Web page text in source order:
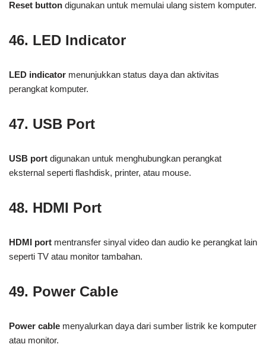
Reset button digunakan untuk memulai ulang sistem komputer.
46. LED Indicator
LED indicator menunjukkan status daya dan aktivitas
perangkat komputer.
47. USB Port
USB port digunakan untuk menghubungkan perangkat
eksternal seperti flashdisk, printer, atau mouse.
48. HDMI Port
HDMI port mentransfer sinyal video dan audio ke perangkat lain
seperti TV atau monitor tambahan.
49. Power Cable
Power cable menyalurkan daya dari sumber listrik ke komputer
atau monitor.